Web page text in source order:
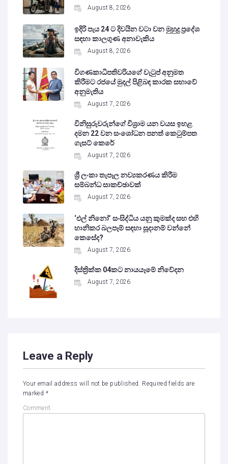
August 8, 2026
ඉදිරි පැය 24 ට දිවයින වටා වන මුහුදු ප්‍රදේශ
සඳහා කාලගුණ අනාවැකිය
August 8, 2026
විගණකාධිපතිවරියගේ වැටුප් අනුමත
කිරීමට රජයේ මුදල් පිළිබඳ කාරක සභාවේ
අනුමැතිය
August 7, 2026
විනිසුරුවරුන්ගේ විශ්‍රාම යන වයස ඉහළ
දමන 22 වන සංශෝධන පනත් කෙටුම්පත
ගැසට් කෙරේ
August 7, 2026
ශ්‍රී ලංකා තැපෑල නව්‍යකරණය කිරීම
සම්බන්ධ සාකච්ඡාවක්
August 7, 2026
‘එල් නිනෝ’ සංසිද්ධිය යනු කුමක්ද සහ එහි
හානිකර බලපෑම් සඳහා සූදානම් වන්නේ
කෙසේද?
August 7, 2026
දිස්ත්‍රික්ක 04කට නායයෑමේ නිවේදන
August 7, 2026
Leave a Reply
Your email address will not be published. Required fields are
marked *
Comment